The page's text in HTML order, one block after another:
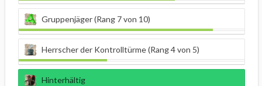
Gruppenjäger (Rang 7 von 10)
Herrscher der Kontrolltürme (Rang 4 von 5)
Hinterhältig